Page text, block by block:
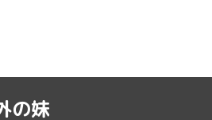
の妹